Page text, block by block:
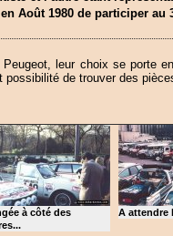
Août 1980 de participer au
Peugeot, leur choix se porte
possibilité de trouver des
à côté des
A attendre